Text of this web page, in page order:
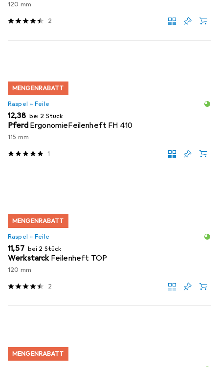
120 mm
2
MENGENRABATT
Raspel + Feile
EUR
12,38 bei 2 Stück
Pferd ErgonomieFeilenheft FH 410
115 mm
1
MENGENRABATT
Raspel + Feile
EUR
11,57 bei 2 Stück
Werkstarck Feilenheft TOP
120 mm
2
MENGENRABATT